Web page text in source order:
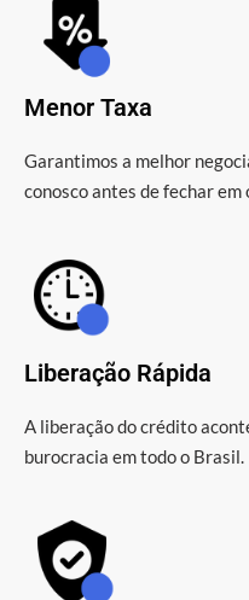
Menor Taxa
Garantimos a melhor
conosco antes de fechar
Liberação Rápida
A liberação do crédito
burocracia em todo o Brasil.